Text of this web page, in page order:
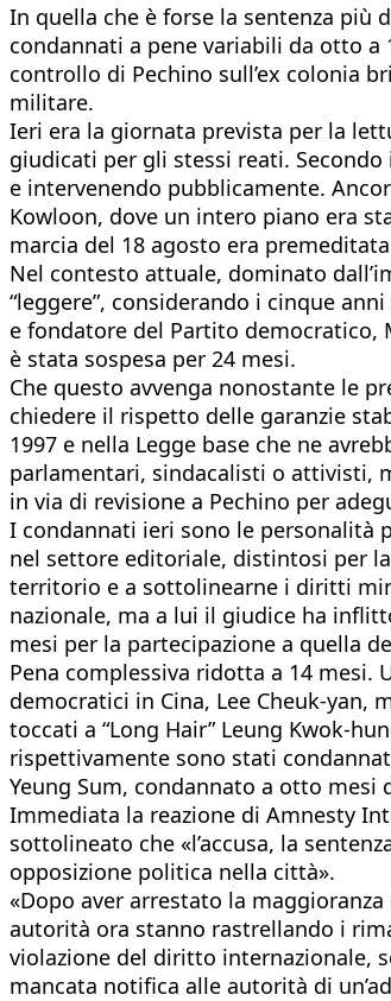
In quella che è forse la sentenza più
condannati a pene variabili da otto a
controllo di Pechino sull’ex colonia
militare.
Ieri era la giornata prevista per la
giudicati per gli stessi reati.
e intervenendo pubblicamente.
Kowloon, dove un intero piano era
marcia del 18 agosto era
Nel contesto attuale, dominato
“leggere”, considerando i cinque
e fondatore del Partito democratico,
è stata sospesa per 24 mesi.
Che questo avvenga nonostante le
chiedere il rispetto delle garanzie
1997 e nella Legge base che ne
parlamentari, sindacalisti o attivisti,
in via di revisione a Pechino per
I condannati ieri sono le personalità
nel settore editoriale, distintosi per
territorio e a sottolinearne i diritti
nazionale, ma a lui il giudice ha
mesi per la partecipazione a quella
Pena complessiva ridotta a 14 mesi.
democratici in Cina, Lee Cheuk-yan,
toccati a “Long Hair” Leung Kwok-
rispettivamente sono stati
Yeung Sum, condannato a otto mesi
Immediata la reazione di Amnesty
sottolineato che «l’accusa, la
opposizione politica nella città».
«Dopo aver arrestato la
autorità ora stanno rastrellando i
violazione del diritto internazionale,
mancata notifica alle autorità di